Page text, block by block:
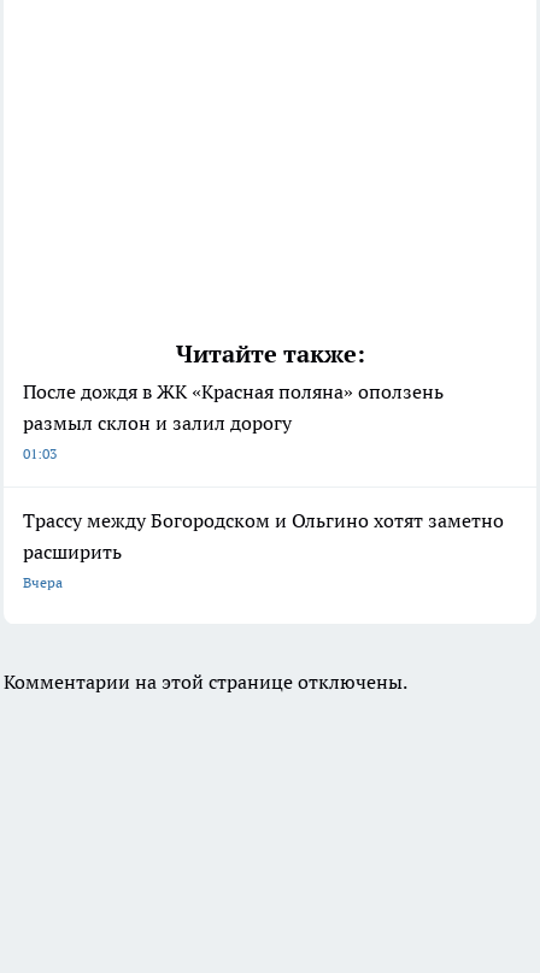
Читайте также:
После дождя в ЖК «Красная поляна» оползень
размыл склон и залил дорогу
01:03
Трассу между Богородском и Ольгино хотят заметно
расширить
Вчера
Комментарии на этой странице отключены.